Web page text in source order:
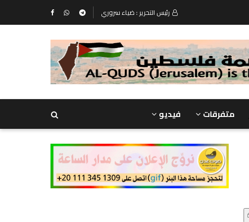
رئيس التحرير : ضياء سروري
متفرقات فيديو